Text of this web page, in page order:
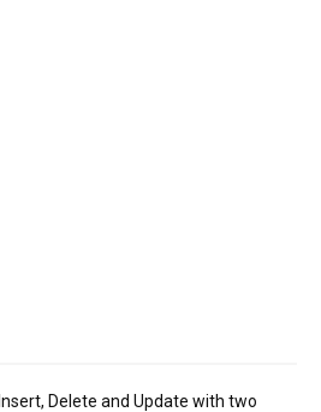
Delete and Update with two